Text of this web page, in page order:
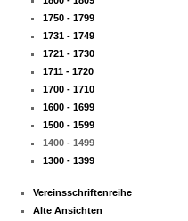
1750 - 1799
1731 - 1749
1721 - 1730
1711 - 1720
1700 - 1710
1600 - 1699
1500 - 1599
1400 - 1499
1300 - 1399
Vereinsschriftenreihe
Alte Ansichten